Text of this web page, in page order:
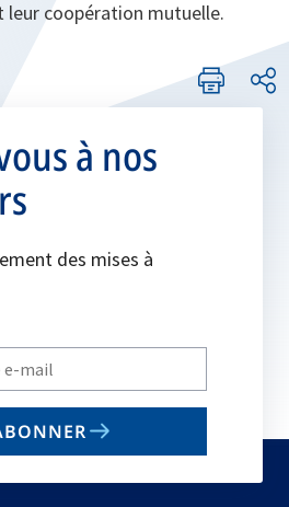
coopération mutuelle.
à nos
des mises à